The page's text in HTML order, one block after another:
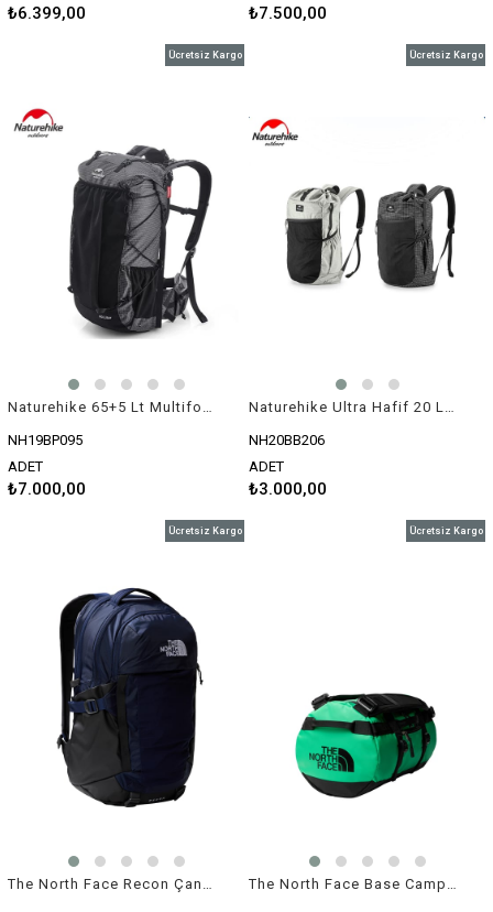
₺6.399,00 ₺7.500,00
Naturehike 65+5 Lt Multifonksiyonel Sırt Çantası
NH19BP095
ADET
₺7.000,00
Ücretsiz Kargo
Naturehike Ultra Hafif 20 Lt Sırt Çantası
NH20BB206
ADET
₺3.000,00
Ücretsiz Kargo
Ücretsiz Kargo Ücretsiz Kargo